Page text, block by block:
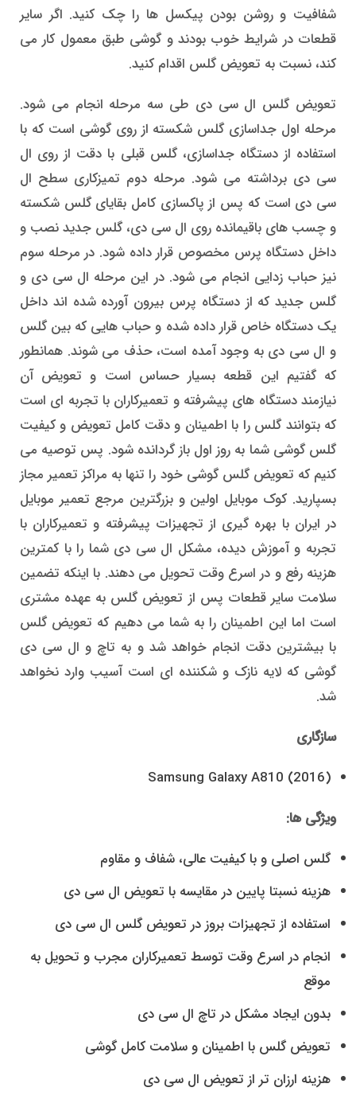
شفافیت و روشن بودن پیکسل ها را چک کنید. اگر سایر
قطعات در شرایط خوب بودند و گوشی طبق معمول کار می
کند، نسبت به تعویض گلس اقدام کنید.
تعویض گلس ال سی دی طی سه مرحله انجام می شود.
مرحله اول جداسازی گلس شکسته از روی گوشی است که با
استفاده از دستگاه جداسازی، گلس قبلی با دقت از روی ال
سی دی برداشته می شود. مرحله دوم تمیزکاری سطح ال
سی دی است که پس از پاکسازی کامل بقایای گلس شکسته
و چسب های باقیمانده روی ال سی دی، گلس جدید نصب و
داخل دستگاه پرس مخصوص قرار داده شود. در مرحله سوم
نیز حباب زدایی انجام می شود. در این مرحله ال سی دی و
گلس جدید که از دستگاه پرس بیرون آورده شده اند داخل
یک دستگاه خاص قرار داده شده و حباب هایی که بین گلس
و ال سی دی به وجود آمده‌ است، حذف می شوند. همانطور
که گفتیم این قطعه بسیار حساس است و تعویض آن
نیازمند دستگاه های پیشرفته و تعمیرکاران با تجربه ای است
که بتوانند گلس را با اطمینان و دقت کامل تعویض و کیفیت
گلس گوشی شما به روز اول باز گردانده شود. پس توصیه می
کنیم که تعویض گلس گوشی خود را تنها به مراکز تعمیر مجاز
بسپارید. کوک موبایل اولین و بزرگترین مرجع تعمیر موبایل
در ایران با بهره گیری از تجهیزات پیشرفته و تعمیرکاران با
تجربه و آموزش دیده، مشکل ال سی دی شما را با کمترین
هزینه رفع و در اسرع وقت تحویل می دهند. با اینکه تضمین
سلامت سایر قطعات پس از تعویض گلس به عهده مشتری
است اما این اطمینان را به شما می دهیم که تعویض گلس
با بیشترین دقت انجام خواهد شد و به تاچ و ال سی دی
گوشی که لایه نازک و شکننده ای است آسیب وارد نخواهد
شد.
سازگاری
(2016) Samsung Galaxy A810
ویژگی ها:
گلس اصلی و با کیفیت عالی، شفاف و مقاوم
هزینه نسبتا پایین در مقایسه با تعویض ال سی دی
استفاده از تجهیزات بروز در تعویض گلس ال سی دی
انجام در اسرع وقت توسط تعمیرکاران مجرب و تحویل به
موقع
بدون ایجاد مشکل در تاچ ال سی دی
تعویض گلس با اطمینان و سلامت کامل گوشی
هزینه ارزان تر از تعویض ال سی دی